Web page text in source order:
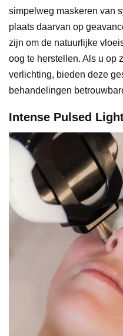
simpelweg maskeren van
plaats daarvan op
zijn om de natuurlijke
oog te herstellen. Als u op
verlichting, bieden deze
behandelingen
Intense Pulsed